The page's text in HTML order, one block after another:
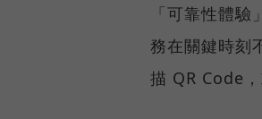
「可靠性體
務在關鍵時刻
描 QR Code